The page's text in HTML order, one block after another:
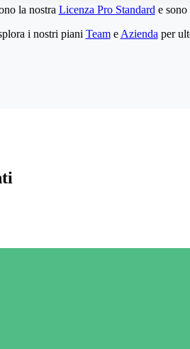
la nostra Licenza Pro Standard e sono
i nostri piani Teame Azienda per